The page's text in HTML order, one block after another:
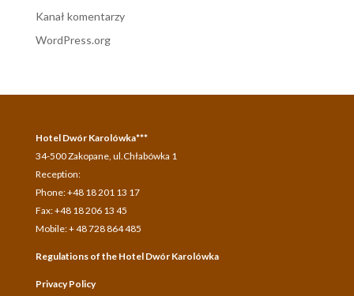
Kanał komentarzy
WordPress.org
Hotel Dwór Karolówka***
34-500 Zakopane, ul.Chłabówka 1
Reception:
Phone: +48 18 201 13 17
Fax: +48 18 206 13 45
Mobile: + 48 728 864 485
Regulations of the Hotel Dwór Karolówka
Privacy Policy